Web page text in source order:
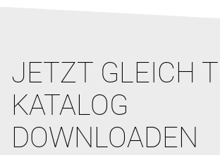
JETZT GLEICH
KATALOG
DOWNLOADEN